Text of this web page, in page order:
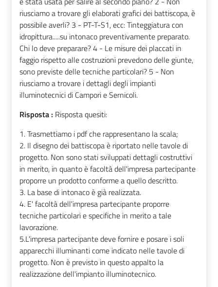
riusciamo a trovare gli elaborati grafici dei battiscopa, è
possibile averli? 3 - PT-T-S1, ecc: Tinteggiatura con
idropittura.....su intonaco preventivamente preparato.
Chi lo deve preparare? 4 - Le misure dei placcati in
faggio rispetto alle costruzioni prevedono delle giunte,
sono previste delle tecniche particolari? 5 - Non
riusciamo a trovare i dettagli degli impianti
illuminotecnici di Campori e Sernicoli.
Risposta : Risposta quesiti:
1. Trasmettiamo i pdf che rappresentano la scala;
2. Il disegno dei battiscopa è riportato nelle tavole di
progetto. Non sono stati sviluppati dettagli costruttivi
in merito, in quanto è facoltà dell'impresa partecipante
proporre un prodotto conforme a quello descritto.
3. La base di intonaco è già realizzata.
4. E' facoltà dell'impresa partecipante proporre
tecniche particolari e specifiche in merito a tale
lavorazione.
5.L'impresa partecipante deve fornire e posare i soli
apparecchi illuminanti come indicato nelle tavole di
progetto. Non è previsto in questo appalto la
realizzazione dell'impianto illuminotecnico.